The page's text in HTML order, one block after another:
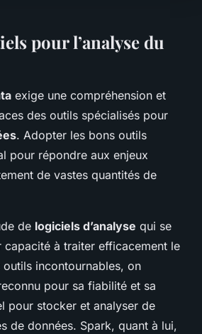
pour l’analyse du
exige une compréhension et
des outils spécialisés pour
. Adopter les bons outils
pour répondre aux enjeux
de vastes quantités de
de logiciels d’analyse qui se
capacité à traiter efficacement le
outils incontournables, on
pour sa fiabilité et sa
pour stocker et analyser de
de données. Spark, quant à lui,